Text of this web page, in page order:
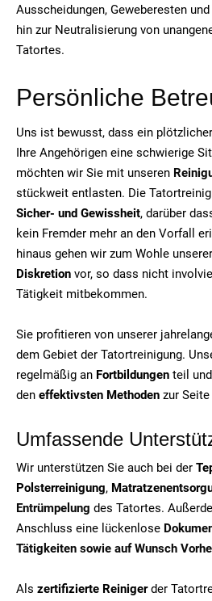
Ausscheidungen, Geweberesten
hin zur Neutralisierung von
Tatortes.
Persönliche
Uns ist bewusst, dass ein
Ihre Angehörigen eine schwierige
möchten wir Sie mit unseren
stückweit entlasten. Die
Sicher- und Gewissheit, darüber
kein Fremder mehr an den Vorfall
hinaus gehen wir zum Wohle
Diskretion vor, so dass nicht
Tätigkeit mitbekommen.
Sie profitieren von unserer
dem Gebiet der Tatortreinigung.
regelmäßig an Fortbildungen teil
den effektivsten Methoden zur
Umfassende
Wir unterstützen Sie auch bei der
Polsterreinigung,
Entrümpelung des Tatortes.
Anschluss eine lückenlose
Tätigkeiten sowie auf Wunsch
Als zertifizierte Reinigerder